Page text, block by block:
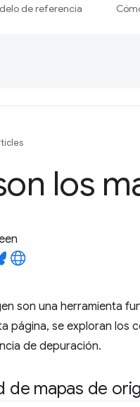
de referencia
los
son una herramienta
página, se exploran los
de depuración.
de mapas de